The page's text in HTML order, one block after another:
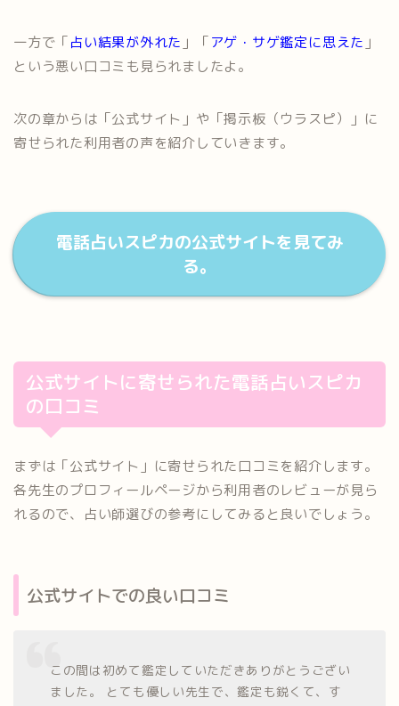
一方で「占い結果が外れた 」「アゲ・サゲ鑑定に思えた 」
という悪い口コミも見られましたよ。
次の章からは「公式サイト」や「掲示板（ウラスピ）」に
寄せられた利用者の声を紹介していきます。
電話占いスピカの公式サイトを見てみ
る。
公式サイトに寄せられた電話占いスピカ
の口コミ
まずは「公式サイト」に寄せられた口コミを紹介します。
各先生のプロフィールページから利用者のレビューが見ら
れるので、占い師選びの参考にしてみると良いでしょう。
公式サイトでの良い口コミ
この間は初めて鑑定していただきありがとうござい
ました。 とても優しい先生で、鑑定も鋭くて、す